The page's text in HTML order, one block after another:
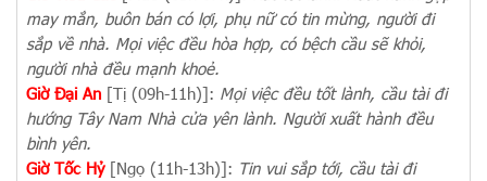
may mắn, buôn bán có lợi, phụ nữ có tin mừng, người đi
sắp về nhà. Mọi việc đều hòa hợp, có bệch cầu sẽ khỏi,
người nhà đều mạnh khoẻ.
Giờ Đại An [Tị (09h-11h)]: Mọi việc đều tốt lành, cầu tài đi
hướng Tây Nam Nhà cửa yên lành. Người xuất hành đều
bình yên.
Giờ Tốc Hỷ[Ngọ (11h-13h)]: Tin vui sắp tới, cầu tài đi